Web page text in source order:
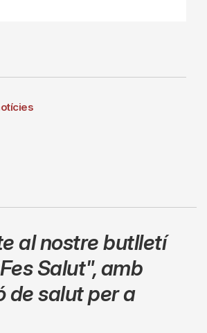
al nostre butlletí
Salut",amb
de salut per a